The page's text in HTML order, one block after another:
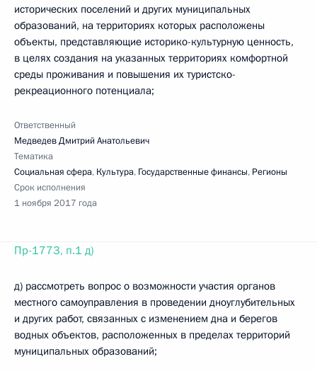
исторических поселений и других муниципальных
образований, на территориях которых расположены
объекты, представляющие историко-культурную ценность,
в целях создания на указанных территориях комфортной
среды проживания и повышения их туристско-
рекреационного потенциала;
Ответственный
Медведев Дмитрий Анатольевич
Тематика
Социальная сфера, Культура, Государственные финансы, Регионы
Срок исполнения
1 ноября 2017 года
Пр-1773, п.1 д)
д) рассмотреть вопрос о возможности участия органов
местного самоуправления в проведении дноуглубительных
и других работ, связанных с изменением дна и берегов
водных объектов, расположенных в пределах территорий
муниципальных образований;